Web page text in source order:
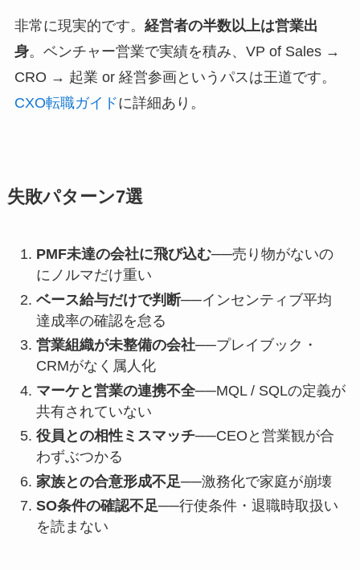
非常に現実的です。 経営者の半数以上は営業出
身。ベンチャー営業で実績を積み、VP of Sales →
CRO → 起業 or 経営参画というパスは王道です。
CXO転職ガイドに詳細あり。
失敗パターン7選
PMF未達の会社に飛び込む──売り物がないの
にノルマだけ重い
ベース給与だけで判断──インセンティブ平均
達成率の確認を怠る
営業組織が未整備の会社──プレイブック・
CRMがなく属人化
マーケと営業の連携不全──MQL / SQLの定義が
共有されていない
役員との相性ミスマッチ──CEOと営業観が合
わずぶつかる
家族との合意形成不足──激務化で家庭が崩壊
SO条件の確認不足──行使条件・退職時取扱い
を読まない